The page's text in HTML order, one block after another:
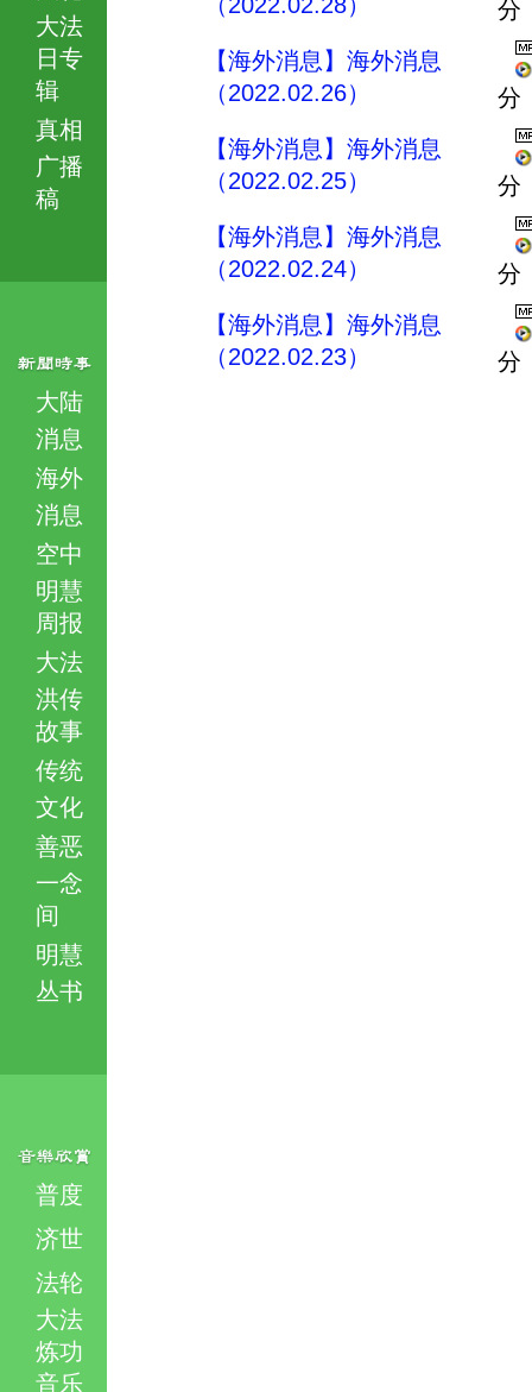
大法
日专
辑
真相
广播
稿
大陆
消息
海外
消息
空中
明慧
周报
大法
洪传
故事
传统
文化
善恶
一念
间
明慧
丛书
普度
济世
法轮
大法
炼功
音乐
分
【海外消息】海外消息
（2022.02.26）
分
【海外消息】海外消息
（2022.02.25）
分
【海外消息】海外消息
（2022.02.24）
分
【海外消息】海外消息
（2022.02.23）
分